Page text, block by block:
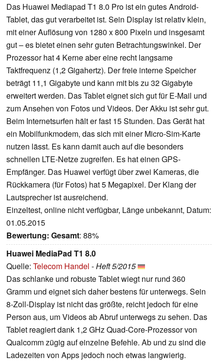
Das Huawei Mediapad T1 8.0 Pro ist ein gutes Android-
Tablet, das gut verarbeitet ist. Sein Display ist relativ klein,
mit einer Auflösung von 1280 x 800 Pixeln und insgesamt
gut – es bietet einen sehr guten Betrachtungswinkel. Der
Prozessor hat 4 Kerne aber eine recht langsame
Taktfrequenz (1,2 Gigahertz). Der freie interne Speicher
beträgt 11,1 Gigabyte und kann mit bis zu 32 Gigabyte
erweitert werden. Das Tablet eignet sich gut für E-Mail und
zum Ansehen von Fotos und Videos. Der Akku ist sehr gut.
Beim Internetsurfen hält er fast 15 Stunden. Das Gerät hat
ein Mobilfunkmodem, das sich mit einer Micro-Sim-Karte
nutzen lässt. Es kann damit auch auf die besonders
schnellen LTE-Netze zugreifen. Es hat einen GPS-
Empfänger. Das Huawei verfügt über zwei Kameras, die
Rückkamera (für Fotos) hat 5 Megapixel. Der Klang der
Lautsprecher ist ausreichend.
Einzeltest, online nicht verfügbar, Länge unbekannt, Datum:
01.05.2015
Bewertung: Gesamt: 88%
Huawei MediaPad T1 8.0
Quelle: Telecom Handel -Heft 5/2015
Das schlanke und robuste Tablet wiegt nur rund 360
Gramm und eignet sich daher bestens für unterwegs. Sein
8-Zoll-Display ist nicht das größte, reicht jedoch für eine
Person aus, um Videos ab Abruf unterwegs zu sehen. Das
Tablet reagiert dank 1,2 GHz Quad-Core-Prozessor von
Qualcomm zügig auf einzelne Befehle. Ab und zu sind die
Ladezeiten von Apps jedoch noch etwas langwierig.